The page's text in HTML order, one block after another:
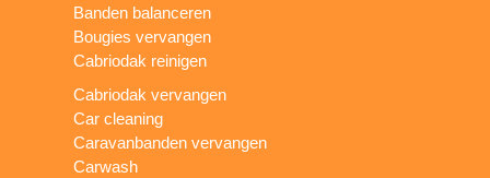
Banden balanceren
Bougies vervangen
Cabriodak reinigen
Cabriodak vervangen
Car cleaning
Caravanbanden vervangen
Carwash